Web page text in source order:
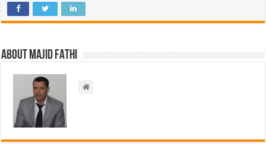
About Majid FATHI